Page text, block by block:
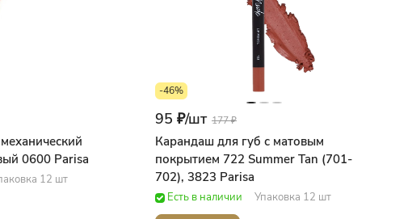
0600 Parisa
12 шт
-46%
95 ₽/шт 177 ₽
Карандаш для губ с матовым
покрытием 722 Summer Tan (701-
702), 3823 Parisa
Есть в наличии Упаковка 12 шт